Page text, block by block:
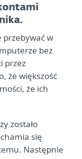
przebywać w
bez
przez
że większość
że ich
zostało
się
Następnie